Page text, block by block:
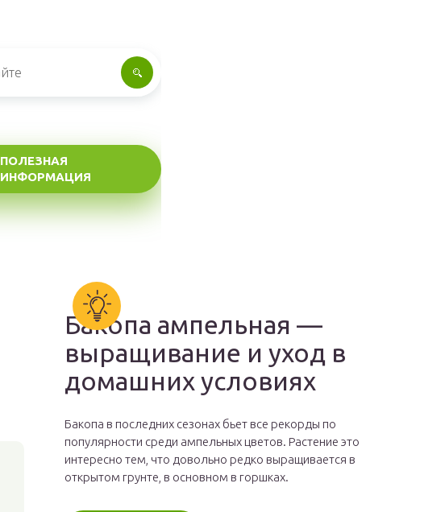
ПОЛЕЗНАЯ
ИНФОРМАЦИЯ
Бакопа ампельная —
выращивание и уход в
домашних условиях
Бакопа в последних сезонах бьет все рекорды по
популярности среди ампельных цветов. Растение это
интересно тем, что довольно редко выращивается в
открытом грунте, в основном в горшках.